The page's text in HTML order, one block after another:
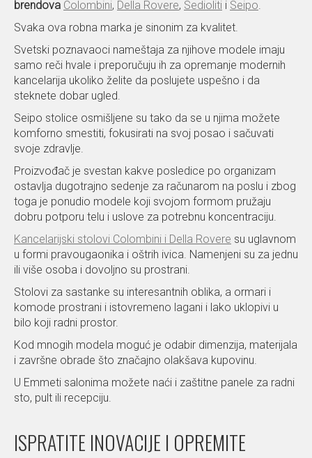
brendova Colombini, Della Rovere, Sedioliti i Seipo.
Svaka ova robna marka je sinonim za kvalitet.
Svetski poznavaoci nameštaja za njihove modele imaju
samo reči hvale i preporučuju ih za opremanje modernih
kancelarija ukoliko želite da poslujete uspešno i da
steknete dobar ugled.
Seipo stolice osmišljene su tako da se u njima možete
komforno smestiti, fokusirati na svoj posao i sačuvati
svoje zdravlje.
Proizvođač je svestan kakve posledice po organizam
ostavlja dugotrajno sedenje za računarom na poslu i zbog
toga je ponudio modele koji svojom formom pružaju
dobru potporu telu i uslove za potrebnu koncentraciju.
Kancelarijski stolovi Colombini i Della Rovere su uglavnom
u formi pravougaonika i oštrih ivica. Namenjeni su za jednu
ili više osoba i dovoljno su prostrani.
Stolovi za sastanke su interesantnih oblika, a ormari i
komode prostrani i istovremeno lagani i lako uklopivi u
bilo koji radni prostor.
Kod mnogih modela moguć je odabir dimenzija, materijala
i završne obrade što značajno olakšava kupovinu.
U Emmeti salonima možete naći i zaštitne panele za radni
sto, pult ili recepciju.
ISPRATITE INOVACIJE I OPREMITE